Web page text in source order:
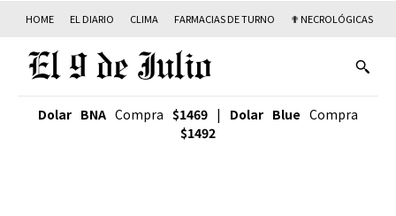
HOME EL DIARIO CLIMA FARMACIAS DE TURNO ✟ NECROLÓGICAS
Dolar BNA Compra $1469 | Dolar Blue Compra
$1492